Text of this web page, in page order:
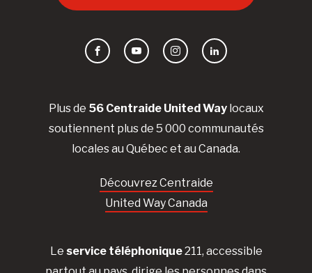
Plus de 56 Centraide United Waylocaux
soutiennent plus de 5 000 communautés
locales au Québec et au Canada.
Découvrez Centraide
United Way Canada
Le service téléphonique211, accessible
FacebookYouTubeInstagramLinkedIn